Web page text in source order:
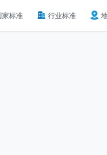
家标准 行业标准